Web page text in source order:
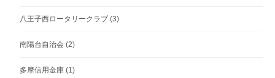
八王子西ロータリークラブ (3)
南陽台自治会 (2)
多摩信用金庫 (1)